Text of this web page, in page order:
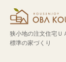
狭小地の注文住宅Ｕ
標準の家づくり